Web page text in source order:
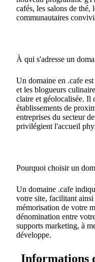
cafés, les salons de thé,
communautaires
À qui s'adresse un
Un domaine en .cafe
et les blogueurs
claire et géolocalisée. Il
établissements de
entreprises du secteur
privilégient l'accueil
Pourquoi choisir un
Un domaine .cafe
votre site, facilitant ainsi
mémorisation de votre
dénomination entre
supports marketing, à
développe.
Informations